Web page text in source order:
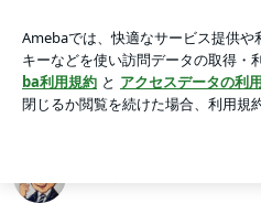
アプリをダウンロードして ブログ
ょう。